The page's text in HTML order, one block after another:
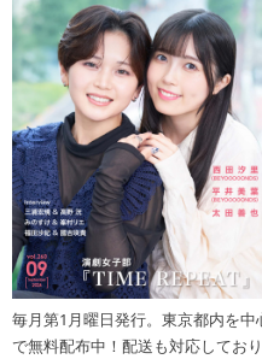
毎月第1月曜日発行。東京都内を
で無料配布中！配送も対応しており